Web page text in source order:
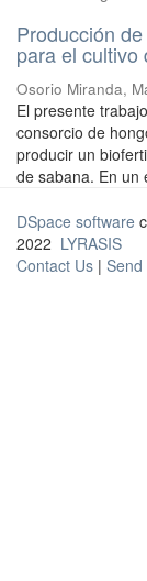
Producción
para el cultivo
Osorio Miranda,
El presente
consorcio de
producir un
de sabana. En un
DSpace software
2022 LYRASIS
Contact Us |